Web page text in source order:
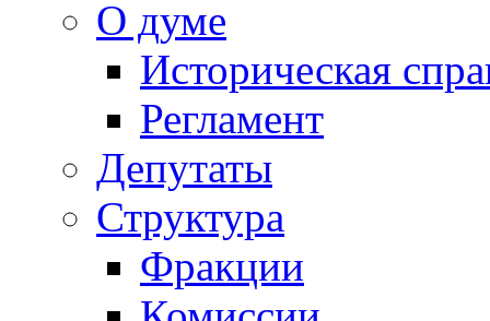
О думе
Историческая
Регламент
Депутаты
Структура
Фракции